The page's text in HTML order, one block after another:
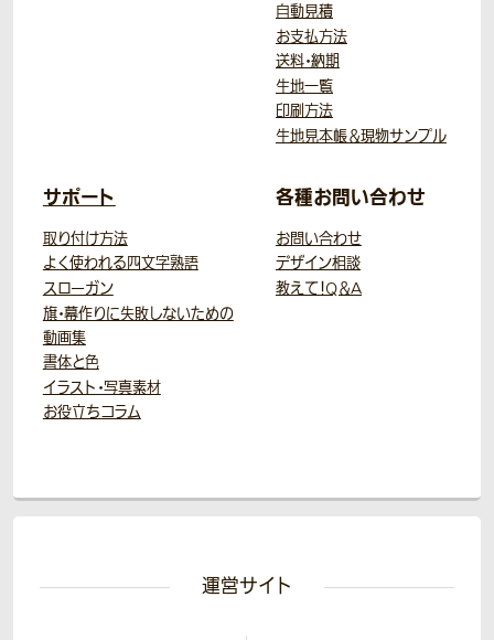
自動見積
お支払方法
送料・納期
生地一覧
印刷方法
生地見本帳＆現物サンプル
サポート
取り付け方法
よく使われる四文字熟語
スローガン
旗・幕作りに失敗しないための
動画集
書体と色
イラスト・写真素材
お役立ちコラム
各種お問い合わせ
お問い合わせ
デザイン相談
教えて！Q＆A
運営サイト